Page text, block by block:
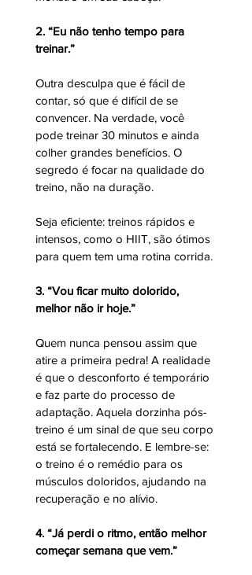
2. “Eu não tenho tempo para
treinar.”
Outra desculpa que é fácil de
contar, só que é difícil de se
convencer. Na verdade, você
pode treinar 30 minutos e ainda
colher grandes benefícios. O
segredo é focar na qualidade do
treino, não na duração.
Seja eficiente: treinos rápidos e
intensos, como o HIIT, são ótimos
para quem tem uma rotina corrida.
3. “Vou ficar muito dolorido,
melhor não ir hoje.”
Quem nunca pensou assim que
atire a primeira pedra! A realidade
é que o desconforto é temporário
e faz parte do processo de
adaptação. Aquela dorzinha pós-
treino é um sinal de que seu corpo
está se fortalecendo. E lembre-se:
o treino é o remédio para os
músculos doloridos, ajudando na
recuperação e no alívio.
4. “Já perdi o ritmo, então melhor
começar semana que vem.”